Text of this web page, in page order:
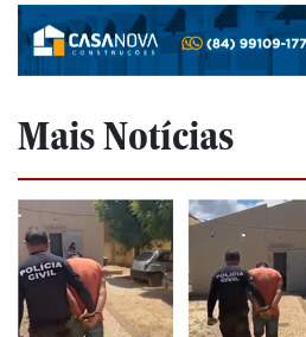
Mais Notícias